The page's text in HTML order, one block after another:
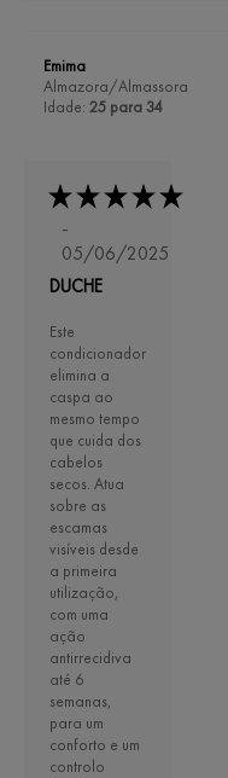
Emima
Almazora/Almassora
Idade: 25 para 34
-
05/06/2025
DUCHE
Este
condicionador
elimina a
caspa ao
mesmo tempo
que cuida dos
cabelos
secos. Atua
sobre as
escamas
visíveis desde
a primeira
utilização,
com uma
ação
antirrecidiva
até 6
semanas,
para um
conforto e um
controlo